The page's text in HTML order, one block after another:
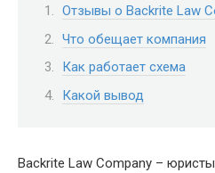
Отзывы о Backrite Law
Что обещает компания
Как работает схема
Какой вывод
Backrite Law Company –